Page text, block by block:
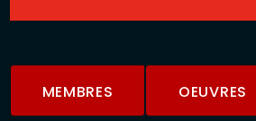
MEMBRES OEUVRES